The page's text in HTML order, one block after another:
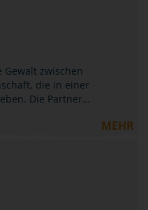
zwischen
die in einer
Die Partner…
MEHR